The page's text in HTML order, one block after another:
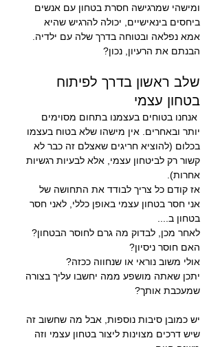
ומישהי שמרגישה חסרת בטחון עם אנשים
ביחסים בינאישיים, יכולה להרגיש שהיא
אמא נפלאה ובטוחה בדרך שלה עם ילדיה.
הבנתם את הרעיון, נכון?
שלב ראשון בדרך לפיתוח
בטחון עצמי
אנחנו בטוחים בעצמנו בתחום מסוימים
יותר ובאחרים. אין מישהו שלא בטוח בעצמו
בכלום (להוציא חריגים שאצלם זה כבר לא
קשור רק לביטחון עצמי, אלא לבעיות רגשיות
אחרות).
אז קודם כל צריך לבודד את התחושה של
אני חסר בטחון עצמי באופן כללי, לאני חסר
בטחון ב....
לאחר מכן, לבדוק מה גרם לחוסר הבטחון?
האם חוסר ניסיון?
אולי משוב נוראי או שנחווה ככזה?
יתכן שאתה מושפע ממה יחשבו עליך בצורה
שמעכבת אותך?
יש כמובן סיבות נוספות, אבל מה שחשוב זה
שיש דרכים מצוינות ליצור בטחון עצמי וזה